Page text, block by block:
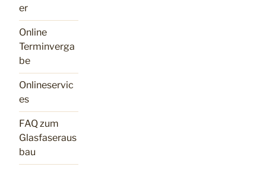
er
Online
Terminverga
be
Onlineservic
es
FAQ zum
Glasfaseraus
bau